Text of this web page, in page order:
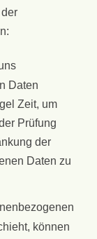
Daten
Zeit, um
Prüfung
der
Daten zu
können